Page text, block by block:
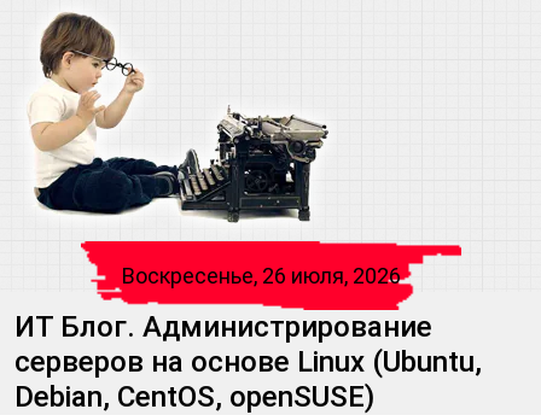
Воскресенье, 26 июля, 2026
ИТ Блог. Администрирование
серверов на основе Linux (Ubuntu,
Debian, CentOS, openSUSE)